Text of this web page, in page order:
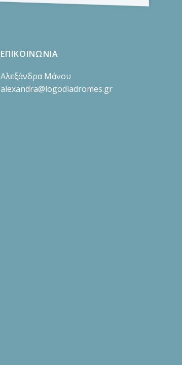
ΕΠΙΚΟΙΝΩΝΙΑ
Αλεξάνδρα Μάνου
alexandra@logodiadromes.gr